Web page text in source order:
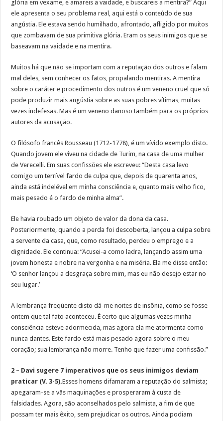
glória em vexame, e amareis a vaidade, e buscareis a mentira?” Aqui
ele apresenta o seu problema real, aqui está o conteúdo de sua
angústia. Ele estava sendo humilhado, afrontado, afligido por muitos
que zombavam de sua primitiva glória. Eram os seus inimigos que se
baseavam na vaidade e na mentira.
Muitos há que não se importam com a reputação dos outros e falam
mal deles, sem conhecer os fatos, propalando mentiras. A mentira
sobre o caráter e procedimento dos outros é um veneno cruel que só
pode produzir mais angústia sobre as suas pobres vítimas, muitas
vezes indefesas. Mas é um veneno danoso também para os próprios
autores da acusação.
O filósofo francês Rousseau (1712-1778), é um vívido exemplo disto.
Quando jovem ele viveu na cidade de Turim, na casa de uma mulher
de Verecelli. Em suas confissões ele escreveu: “Desta casa levo
comigo um terrível fardo de culpa que, depois de quarenta anos,
ainda está indelével em minha consciência e, quanto mais velho fico,
mais pesado é o fardo de minha alma”.
Ele havia roubado um objeto de valor da dona da casa.
Posteriormente, quando a perda foi descoberta, lançou a culpa sobre
a servente da casa, que, como resultado, perdeu o emprego e a
dignidade. Ele continua: “Acusei-a como ladra, lançando assim uma
jovem honesta e nobre na vergonha e na miséria. Ela me disse então:
‘O senhor lançou a desgraça sobre mim, mas eu não desejo estar no
seu lugar.’
A lembrança freqüente disto dá-me noites de insônia, como se fosse
ontem que tal fato aconteceu. É certo que algumas vezes minha
consciência esteve adormecida, mas agora ela me atormenta como
nunca dantes. Este fardo está mais pesado agora sobre o meu
coração; sua lembrança não morre. Tenho que fazer uma confissão.”
2 – Davi sugere 7 imperativos que os seus inimigos deviam
praticar (V. 3-5).Esses homens difamaram a reputação do salmista;
apegaram-se a vãs maquinações e prosperaram à custa de
falsidades. Agora, são aconselhados pelo salmista, a fim de que
possam ter mais êxito, sem prejudicar os outros. Ainda podiam